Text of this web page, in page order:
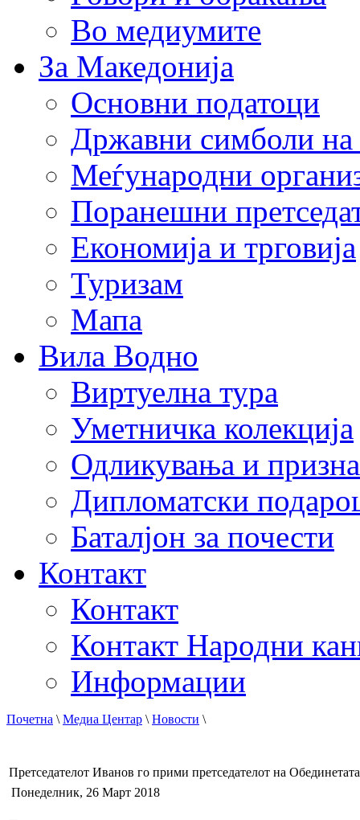
Во медиумите
За Македонија
Основни податоци
Државни симболи
Меѓународни
Поранешни
Економија и трговија
Туризам
Мапа
Вила Водно
Виртуелна тура
Уметничка колекција
Одликувања и
Дипломатски
Баталјон за почести
Контакт
Контакт
Контакт Народни
Информации
Почетна \Медиа Центар \Новости \
Претседателот Иванов го прими претседателот на
Понеделник, 26 Март 2018